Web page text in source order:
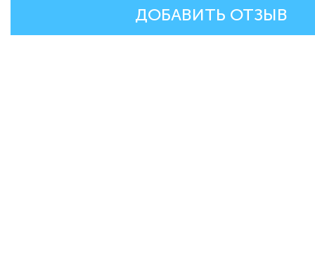
ДОБАВИТЬ ОТЗЫВ